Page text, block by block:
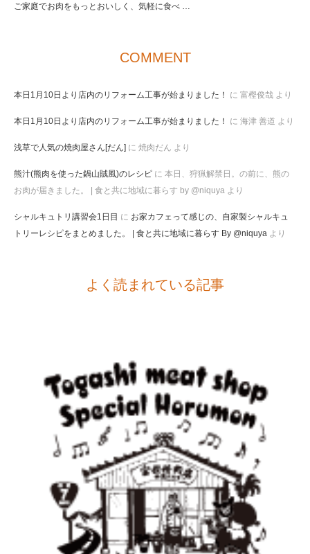
ご家庭でお肉をもっとおいしく、気軽に食べ …
COMMENT
本日1月10日より店内のリフォーム工事が始まりました！ に 富樫俊哉 より
本日1月10日より店内のリフォーム工事が始まりました！ に 海津 善道 より
浅草で人気の焼肉屋さん[だん] に 焼肉だん より
熊汁(熊肉を使った鍋山賊風)のレシピ に 本日、狩猟解禁日。の前に、熊の
お肉が届きました。 | 食と共に地域に暮らす by @niquya より
シャルキュトリ講習会1日目 に お家カフェって感じの、自家製シャルキュ
トリーレシピをまとめました。 | 食と共に地域に暮らす By @niquya より
よく読まれている記事